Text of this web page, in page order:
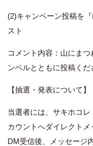
(2)キャンペーン投稿を
スト
コメント内容：山にま
ンベルとともに投稿くだ
【抽選・発表について】
当選者には、サキホコ
カウントへダイレクトメ
DM受信後、メッセージ